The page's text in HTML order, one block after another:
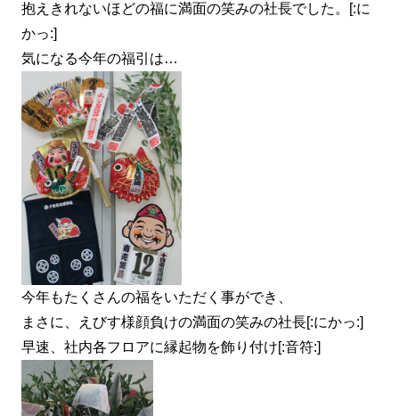
抱えきれないほどの福に満面の笑みの社長でした。[:に
かっ:]
気になる今年の福引は…
今年もたくさんの福をいただく事ができ、
まさに、えびす様顔負けの満面の笑みの社長[:にかっ:]
早速、社内各フロアに縁起物を飾り付け[:音符:]